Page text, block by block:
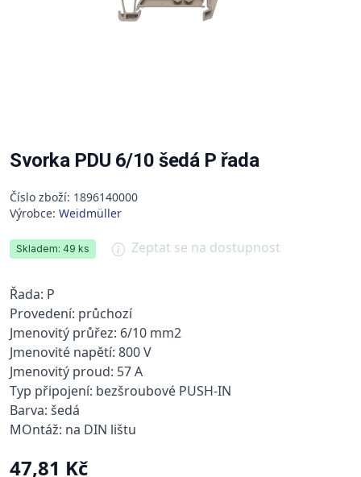
Svorka PDU 6/10 šedá P řada
Číslo zboží: 1896140000
Výrobce: Weidmüller
Skladem: 49 ks Zeptat se na dostupnost
Řada: P
Provedení: průchozí
Jmenovitý průřez: 6/10 mm2
Jmenovité napětí: 800 V
Jmenovitý proud: 57 A
Typ připojení: bezšroubové PUSH-IN
Barva: šedá
MOntáž: na DIN lištu
47,81 Kč